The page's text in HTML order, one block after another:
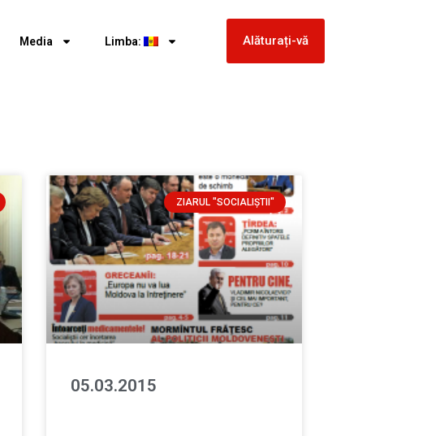
Media Limba: Alăturați-vă
ZIARUL "SOCIALIŞTII"
05.03.2015